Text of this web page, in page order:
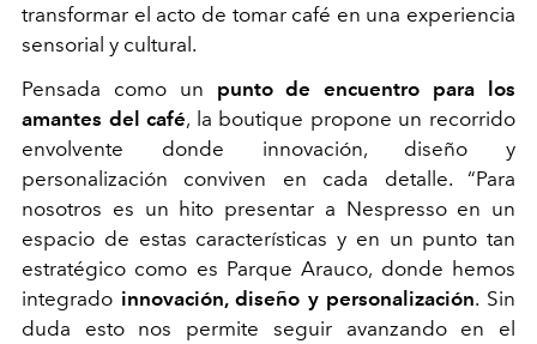
transformar el acto de tomar café en una experiencia
sensorial y cultural.
Pensada como un punto de encuentro para los
amantes del café, la boutique propone un recorrido
envolvente donde innovación, diseño y
personalización conviven en cada detalle. “Para
nosotros es un hito presentar a Nespresso en un
espacio de estas características y en un punto tan
estratégico como es Parque Arauco, donde hemos
integrado innovación, diseño y personalización. Sin
duda esto nos permite seguir avanzando en el